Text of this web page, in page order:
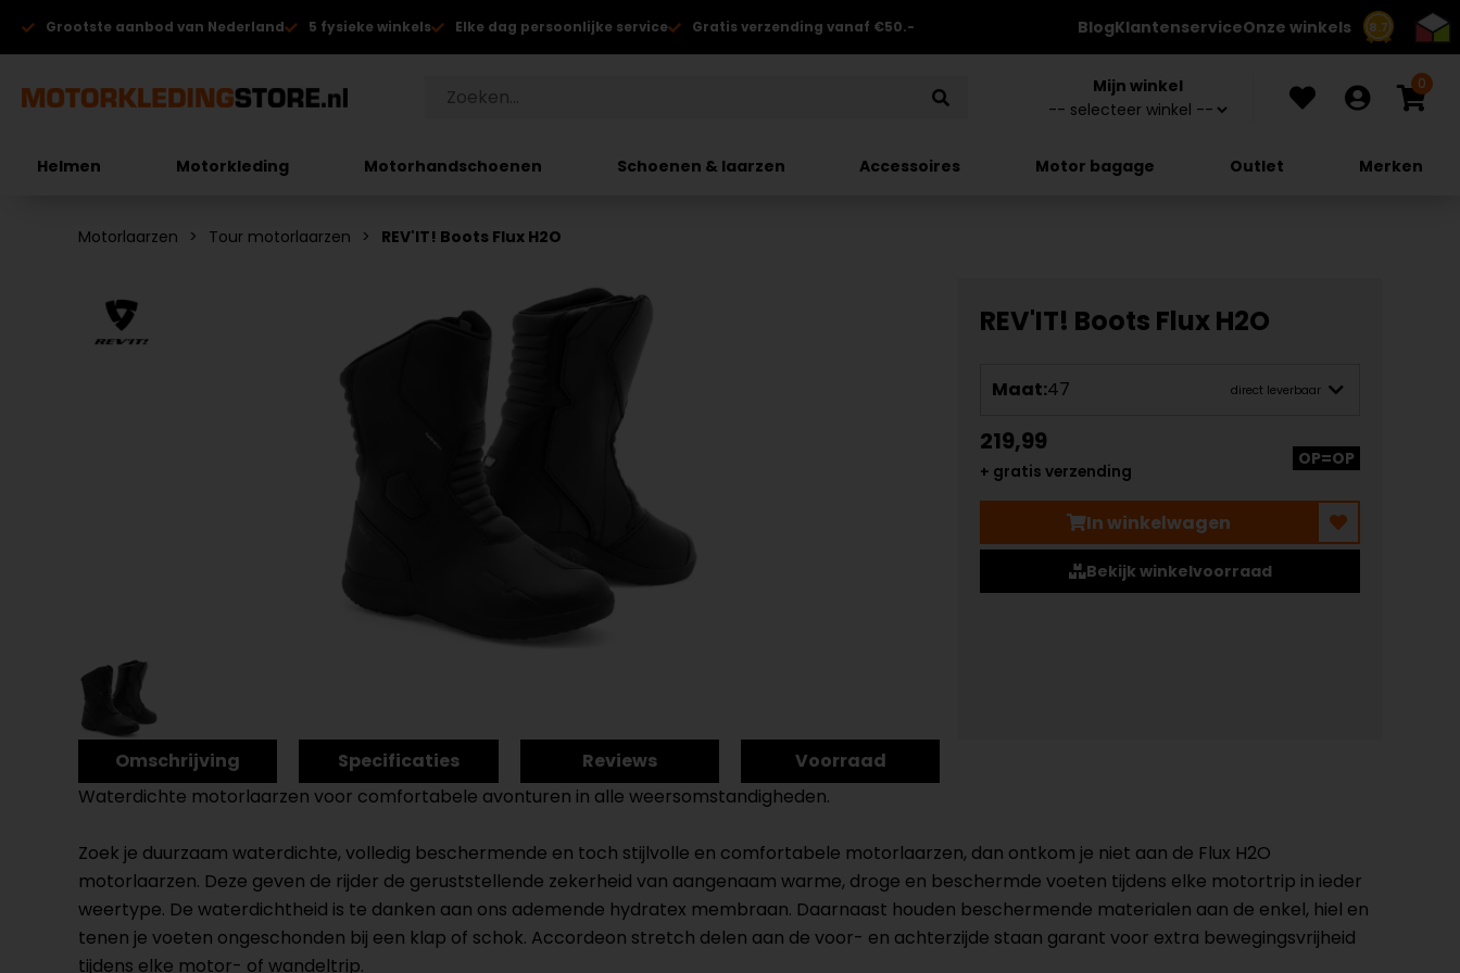
8.7
Grootste aanbod van Nederland 5 fysieke winkels Elke dag persoonlijke service Gratis verzending vanaf €50.- BlogKlantenserviceOnze winkels
Mijn winkel 0
Helmen Motorkleding Motorhandschoenen Schoenen & laarzen Accessoires Motor bagage Outlet Merken
Motorlaarzen Tour motorlaarzen REV'IT! Boots Flux H2O
REV'IT! Boots Flux H2O
Maat:47 direct leverbaar
219,99
+ gratis verzending
OP=OP
In winkelwagen
Bekijk winkelvoorraad
Omschrijving Specificaties Reviews
Voorraad
Waterdichte motorlaarzen voor comfortabele avonturen in alle weersomstandigheden.
Zoek je duurzaam waterdichte, volledig beschermende en toch stijlvolle en comfortabele motorlaarzen, dan ontkom je niet aan de Flux H2O
motorlaarzen. Deze geven de rijder de geruststellende zekerheid van aangenaam warme, droge en beschermde voeten tijdens elke motortrip in ieder
weertype. De waterdichtheid is te danken aan ons ademende hydratex membraan. Daarnaast houden beschermende materialen aan de enkel, hiel en
tenen je voeten ongeschonden bij een klap of schok. Accordeon stretch delen aan de voor- en achterzijde staan garant voor extra bewegingsvrijheid
tijdens elke motor- of wandeltrip.